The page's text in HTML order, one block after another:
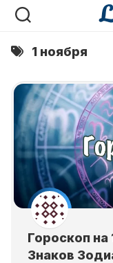
Перейти
1 ноября
Гороскоп на
Знаков